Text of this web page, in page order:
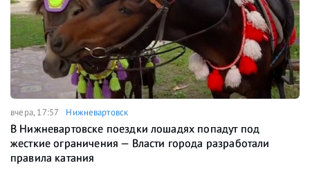
вчера, 17:57 Нижневартовск
В Нижневартовске поездки лошадях попадут под
жесткие ограничения — Власти города разработали
правила катания